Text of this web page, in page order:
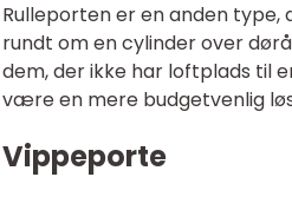
Rulleporten er en anden
rundt om en cylinder over
dem, der ikke har loftplads til
være en mere budgetvenlig
Vippeporte